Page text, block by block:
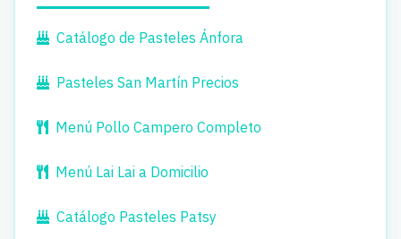
Catálogo de Pasteles Ánfora
Pasteles San Martín Precios
Menú Pollo Campero Completo
Menú Lai Lai a Domicilio
Catálogo Pasteles Patsy